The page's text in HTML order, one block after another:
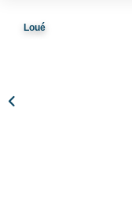
Loué